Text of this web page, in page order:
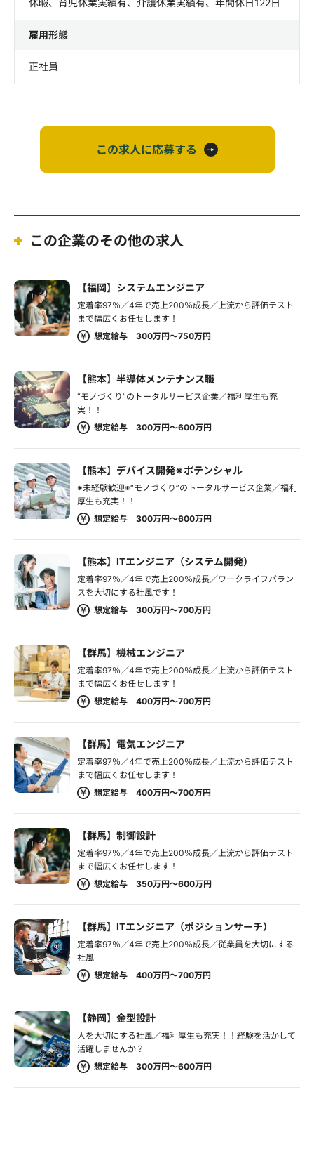
休暇、育児休業実績有、介護休業実績有、年間休日122日
雇用形態
正社員
この求人に応募する
この企業のその他の求人
【福岡】システムエンジニア
定着率97％／4年で売上200％成長／上流から評価テスト
まで幅広くお任せします！
想定給与 300万円～750万円
【熊本】半導体メンテナンス職
“モノづくり”のトータルサービス企業／福利厚生も充
実！！
想定給与 300万円～600万円
【熊本】デバイス開発※ポテンシャル
※未経験歓迎※“モノづくり”のトータルサービス企業／福利
厚生も充実！！
想定給与 300万円～600万円
【熊本】ITエンジニア（システム開発）
定着率97％／4年で売上200％成長／ワークライフバラン
スを大切にする社風です！
想定給与 300万円～700万円
【群馬】機械エンジニア
定着率97％／4年で売上200％成長／上流から評価テスト
まで幅広くお任せします！
想定給与 400万円～700万円
【群馬】電気エンジニア
定着率97％／4年で売上200％成長／上流から評価テスト
まで幅広くお任せします！
想定給与 400万円～700万円
【群馬】制御設計
定着率97％／4年で売上200％成長／上流から評価テスト
まで幅広くお任せします！
想定給与 350万円～600万円
【群馬】ITエンジニア（ポジションサーチ）
定着率97％／4年で売上200％成長／従業員を大切にする
社風
想定給与 400万円～700万円
【静岡】金型設計
人を大切にする社風／福利厚生も充実！！経験を活かして
活躍しませんか？
想定給与 300万円～600万円